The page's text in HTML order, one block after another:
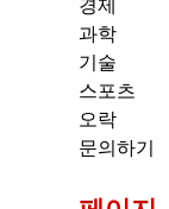
경제
과학
기술
스포츠
오락
문의하기